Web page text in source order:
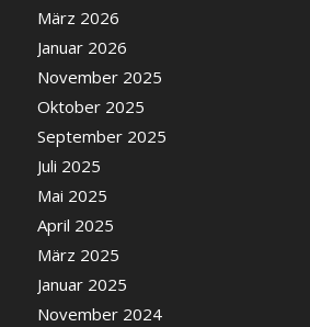
März 2026
Januar 2026
November 2025
Oktober 2025
September 2025
Juli 2025
Mai 2025
April 2025
März 2025
Januar 2025
November 2024